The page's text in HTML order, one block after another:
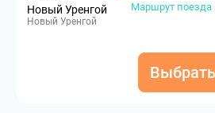
Новый Уренгой
Новый Уренгой
Маршрут поезда